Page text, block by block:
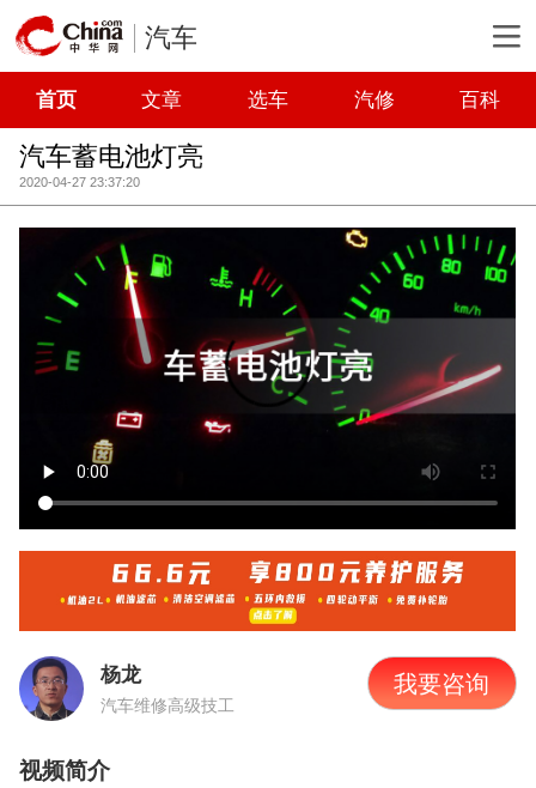
汽车
首页 文章 选车 汽修 百科
汽车蓄电池灯亮
2020-04-27 23:37:20
杨龙
汽车维修高级技工
我要咨询
视频简介